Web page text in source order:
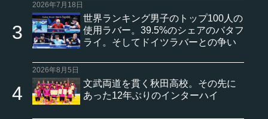
2026年7月18日
世界ランキング男子のトップ100人の
使用ラバー。39.5%のシェアのバタフ
ライ。そしてドイツラバーとの争い
2026年8月5日
文武両道を貫く秋田高校。その先に
あった12年ぶりのインターハイ